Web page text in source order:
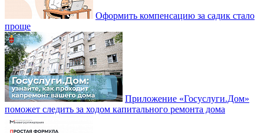
Оформить компенсацию за садик стало
проще
Приложение «Госуслуги.Дом»
поможет следить за ходом капитального ремонта дома